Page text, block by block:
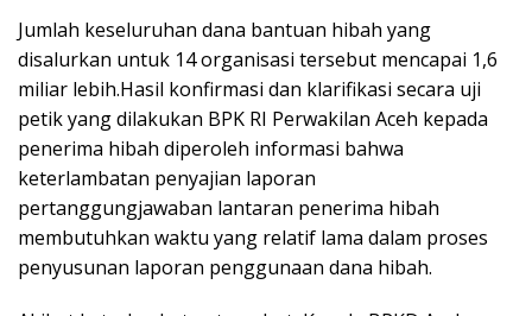
Jumlah keseluruhan dana bantuan hibah yang
disalurkan untuk 14 organisasi tersebut mencapai 1,6
miliar lebih.Hasil konfirmasi dan klarifikasi secara uji
petik yang dilakukan BPK RI Perwakilan Aceh kepada
penerima hibah diperoleh informasi bahwa
keterlambatan penyajian laporan
pertanggungjawaban lantaran penerima hibah
membutuhkan waktu yang relatif lama dalam proses
penyusunan laporan penggunaan dana hibah.